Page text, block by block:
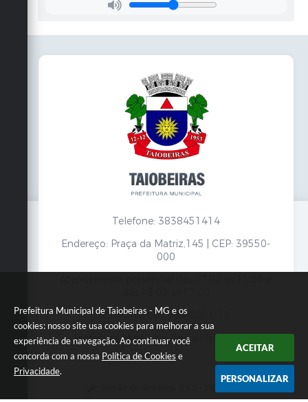
Prefeitura Municipal de Taiobeiras - MG e os
cookies: nosso site usa cookies para melhorar a sua
experiência de navegação. Ao continuar você
concorda com a nossa Política de Cookies e
Privacidade.
ACEITAR
PERSONALIZAR
Telefone: 3838451414
Endereço: Praça da Matriz,145 | CEP: 39550-
000
CNPJ: 18.017.384/0001-10
Prefeitura Municipal de Taiobeiras - MG
3.5.3 - 19/06/2026